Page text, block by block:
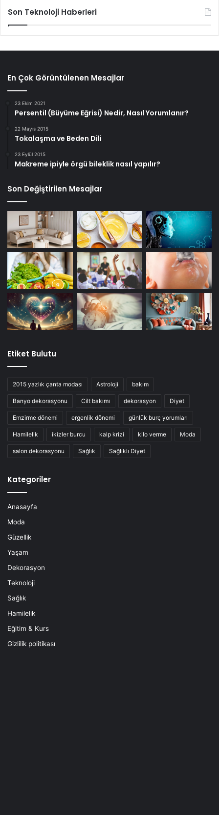
Son Teknoloji Haberleri
En Çok Görüntülenen Mesajlar
23 Ekim 2021
Persentil (Büyüme Eğrisi) Nedir, Nasıl Yorumlanır?
22 Mayıs 2015
Tokalaşma ve Beden Dili
23 Eylül 2015
Makreme ipiyle örgü bileklik nasıl yapılır?
Son Değiştirilen Mesajlar
Etiket Bulutu
2015 yazlık çanta modası Astroloji bakım
Banyo dekorasyonu Cilt bakımı dekorasyon Diyet
Emzirme dönemi ergenlik dönemi günlük burç yorumları
Hamilelik ikizler burcu kalp krizi kilo verme Moda
salon dekorasyonu Sağlık Sağlıklı Diyet
Kategoriler
Anasayfa
Moda
Güzellik
Yaşam
Dekorasyon
Teknoloji
Sağlık
Hamilelik
Eğitim & Kurs
Gizlilik politikası